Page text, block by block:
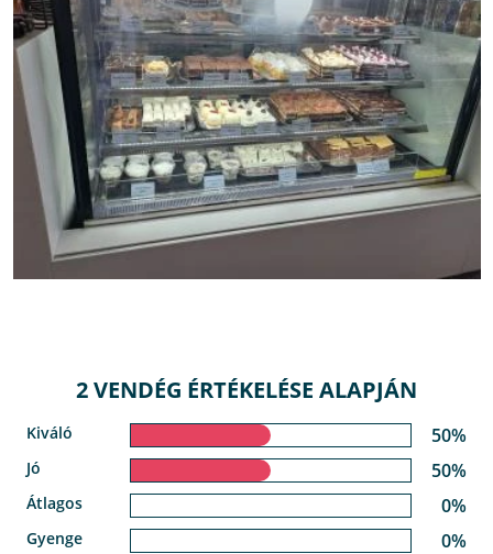
2 VENDÉG ÉRTÉKELÉSE ALAPJÁN
Kiváló 50%
Jó 50%
Átlagos 0%
Gyenge 0%